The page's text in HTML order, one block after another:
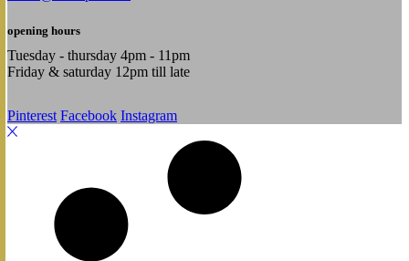
opening hours
Tuesday - thursday 4pm - 11pm
Friday & saturday 12pm till late
Pinterest Facebook Instagram